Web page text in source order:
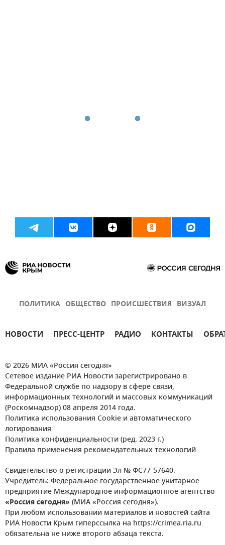
ПОЛИТИКА ОБЩЕСТВО ПРОИСШЕСТВИЯ ВИЗУАЛ
НОВОСТИ ПРЕСС-ЦЕНТР РАДИО КОНТАКТЫ
© 2026 МИА «Россия сегодня»
Сетевое издание РИА Новости зарегистрировано в
Федеральной службе по надзору в сфере связи,
информационных технологий и массовых коммуникаций
(Роскомнадзор) 08 апреля 2014 года.
Политика использования Cookie и автоматического
логирования
Политика конфиденциальности (ред. 2023 г.)
Правила применения рекомендательных технологий
Свидетельство о регистрации Эл № ФС77-57640.
Учредитель: Федеральное государственное унитарное
предприятие Международное информационное агентство
«Россия сегодня» (МИА «Россия сегодня»).
При любом использовании материалов и новостей сайта
РИА Новости Крым гиперссылка на https://crimea.ria.ru
обязательна не ниже второго абзаца текста.